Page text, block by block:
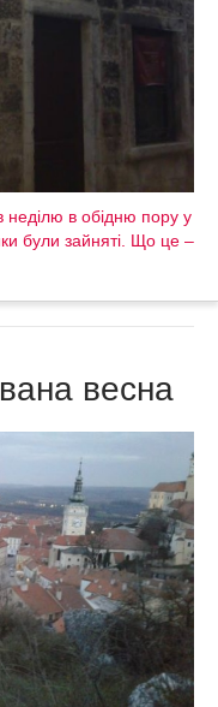
неділю в обідню пору у
були зайняті. Що це –
весна